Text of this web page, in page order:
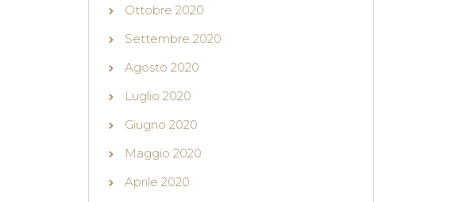
Ottobre 2020
Settembre 2020
Agosto 2020
Luglio 2020
Giugno 2020
Maggio 2020
Aprile 2020